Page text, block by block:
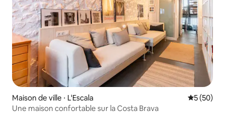
Maison de ville ⋅ L'Escala
5 (50)
Une maison confortable sur la Costa Brava